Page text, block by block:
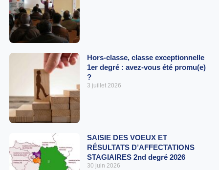
Hors-classe, classe exceptionnelle
1er degré : avez-vous été promu(e)
?
3 juillet 2026
SAISIE DES VOEUX ET
RÉSULTATS D’AFFECTATIONS
STAGIAIRES 2nd degré 2026
30 juin 2026